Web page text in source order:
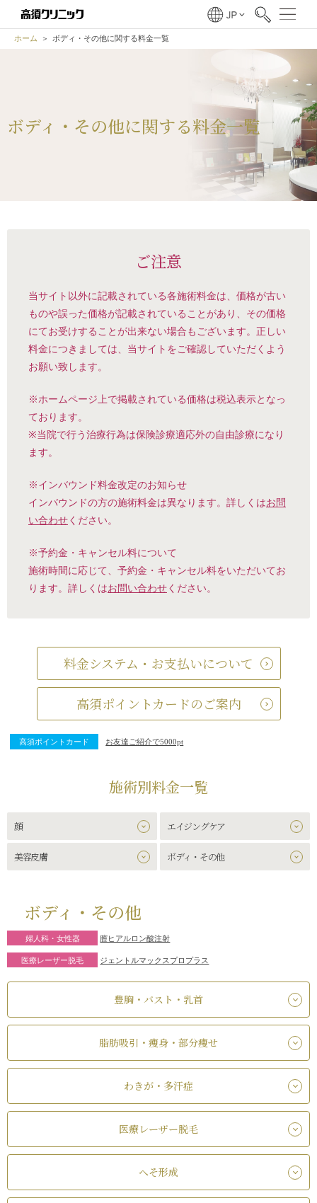
ホーム ボディ・その他に関する料金一覧
ボディ・その他に関する料金一覧
ご注意
当サイト以外に記載されている各施術料金は、価格が古い
ものや誤った価格が記載されていることがあり、その価格
にてお受けすることが出来ない場合もございます。正しい
料金につきましては、当サイトをご確認していただくよう
お願い致します。
※ホームページ上で掲載されている価格は税込表示となっ
ております。
※当院で行う治療行為は保険診療適応外の自由診療になり
ます。
※インバウンド料金改定のお知らせ
インバウンドの方の施術料金は異なります。詳しくはお問
い合わせ ください。
※予約金・キャンセル料について
施術時間に応じて、予約金・キャンセル料をいただいてお
ります。詳しくはお問い合わせ ください。
料金システム・お支払いについて
高須ポイントカードのご案内
高須ポイントカード お友達ご紹介で5000pt
施術別料金一覧
顔 エイジングケア
美容皮膚 ボディ・その他
ボディ・その他
婦人科・女性器 膣ヒアルロン酸注射
医療レーザー脱毛 ジェントルマックスプロプラス
豊胸・バスト・乳首
脂肪吸引・痩身・部分痩せ
わきが・多汗症
医療レーザー脱毛
へそ形成